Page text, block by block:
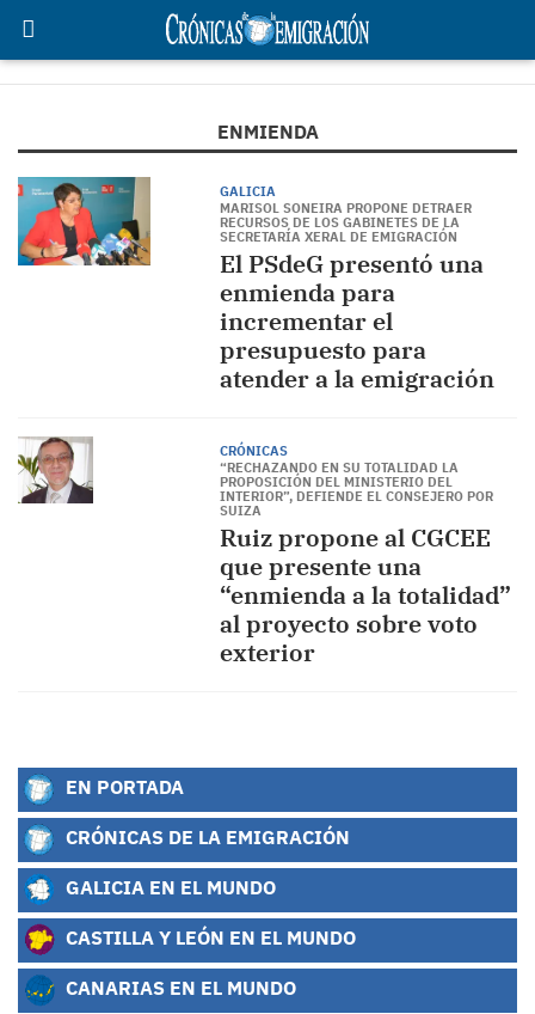
ENMIENDA
GALICIA
MARISOL SONEIRA PROPONE DETRAER
RECURSOS DE LOS GABINETES DE LA
SECRETARÍA XERAL DE EMIGRACIÓN
El PSdeG presentó una
enmienda para
incrementar el
presupuesto para
atender a la emigración
CRÓNICAS
“RECHAZANDO EN SU TOTALIDAD LA
PROPOSICIÓN DEL MINISTERIO DEL
INTERIOR”, DEFIENDE EL CONSEJERO POR
SUIZA
Ruiz propone al CGCEE
que presente una
“enmienda a la totalidad”
al proyecto sobre voto
exterior
EN PORTADA
CRÓNICAS DE LA EMIGRACIÓN
GALICIA EN EL MUNDO
CASTILLA Y LEÓN EN EL MUNDO
CANARIAS EN EL MUNDO